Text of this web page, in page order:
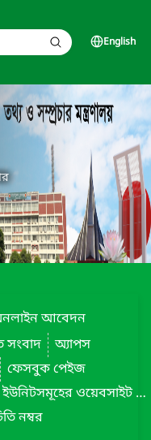
English
আবেদন
সংবাদ
অ্যাপস
ফেসবুক পেইজ
বাংলাদেশ বেতারের আঞ্চলিক কেন্দ্র/ ইউনিটসমূহের ওয়েবসাইট লিংক
নম্বর